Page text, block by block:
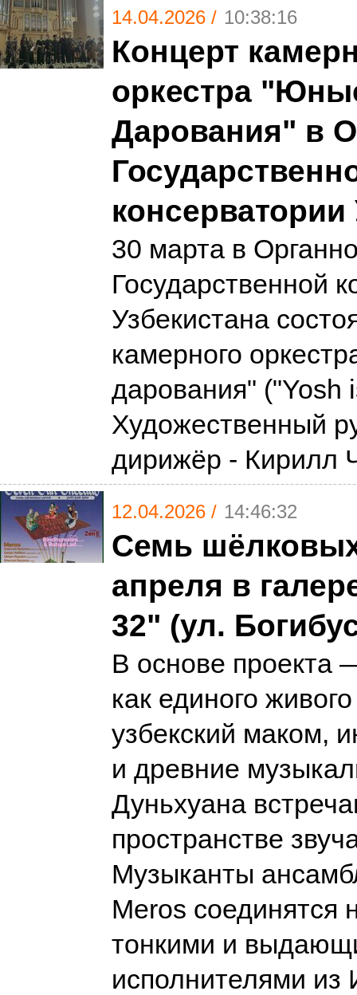
14.04.2026 / 10:38:16
Концерт
оркестра
Дарования" в
консерватории
30 марта в
Государственной
Узбекистана
камерного
дарования" ("Yosh
Художественный
дирижёр - Кирилл
12.04.2026 / 14:46:32
Семь
апреля в
32" (ул.
В основе проекта
как единого
узбекский маком,
и древние
Дуньхуана
пространстве
Музыканты
Meros соединятся
тонкими и
исполнителями из